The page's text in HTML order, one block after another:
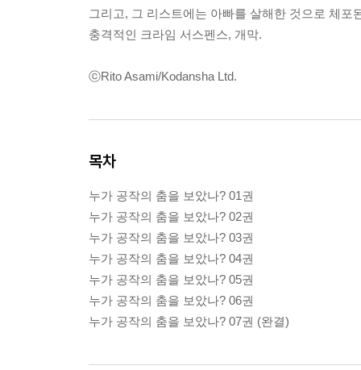
그리고, 그 리스트에는 아빠를 살해한 것으로 체
충격적인 크라임 서스펜스, 개막.
ⓒRito Asami/Kodansha Ltd.
목차
누가 공작의 춤을 보았나? 01권
누가 공작의 춤을 보았나? 02권
누가 공작의 춤을 보았나? 03권
누가 공작의 춤을 보았나? 04권
누가 공작의 춤을 보았나? 05권
누가 공작의 춤을 보았나? 06권
누가 공작의 춤을 보았나? 07권 (완결)